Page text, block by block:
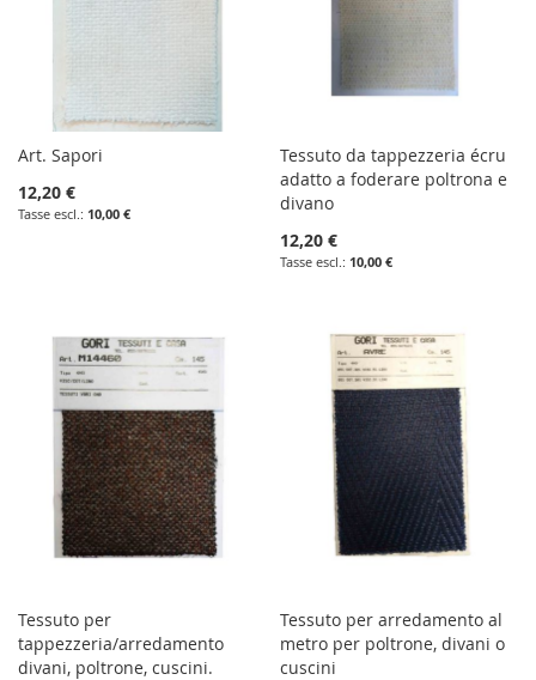
Art. Sapori
12,20 €
10,00 €
Tessuto da tappezzeria écru
adatto a foderare poltrona e
divano
12,20 €
10,00 €
Tessuto per
tappezzeria/arredamento
divani, poltrone, cuscini.
Tessuto per arredamento al
metro per poltrone, divani o
cuscini